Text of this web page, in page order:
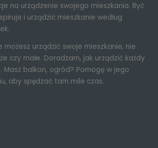
na urządzenie swojego mieszkania. Być
i urządzić mieszkanie według
możesz urządzić swoje mieszkanie, nie
czy małe. Doradzam, jak urządzić każdy
Masz balkon, ogród? Pomogę w jego
aby spędzać tam mile czas.